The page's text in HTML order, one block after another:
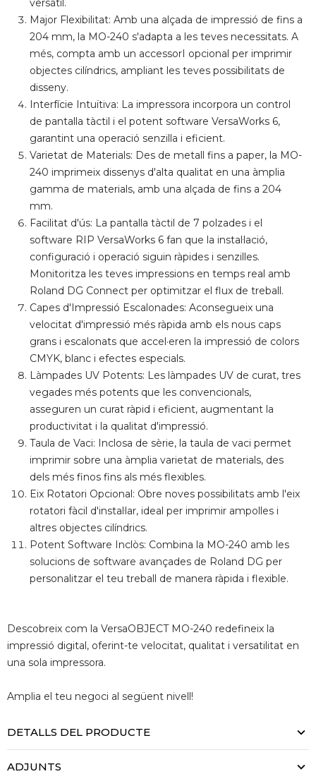
versàtil.
Major Flexibilitat: Amb una alçada de impressió de fins a
204 mm, la MO-240 s'adapta a les teves necessitats. A
més, compta amb un accessorI opcional per imprimir
objectes cilíndrics, ampliant les teves possibilitats de
disseny.
Interfície Intuïtiva: La impressora incorpora un control
de pantalla tàctil i el potent software VersaWorks 6,
garantint una operació senzilla i eficient.
Varietat de Materials: Des de metall fins a paper, la MO-
240 imprimeix dissenys d'alta qualitat en una àmplia
gamma de materials, amb una alçada de fins a 204
mm.
Facilitat d'ús: La pantalla tàctil de 7 polzades i el
software RIP VersaWorks 6 fan que la instal·lació,
configuració i operació siguin ràpides i senzilles.
Monitoritza les teves impressions en temps real amb
Roland DG Connect per optimitzar el flux de treball.
Capes d'Impressió Escalonades: Aconsegueix una
velocitat d'impressió més ràpida amb els nous caps
grans i escalonats que accel·eren la impressió de colors
CMYK, blanc i efectes especials.
Làmpades UV Potents: Les làmpades UV de curat, tres
vegades més potents que les convencionals,
asseguren un curat ràpid i eficient, augmentant la
productivitat i la qualitat d'impressió.
Taula de Vaci: Inclosa de sèrie, la taula de vaci permet
imprimir sobre una àmplia varietat de materials, des
dels més finos fins als més flexibles.
Eix Rotatori Opcional: Obre noves possibilitats amb l'eix
rotatori fàcil d'instal·lar, ideal per imprimir ampolles i
altres objectes cilíndrics.
Potent Software Inclòs: Combina la MO-240 amb les
solucions de software avançades de Roland DG per
personalitzar el teu treball de manera ràpida i flexible.
Descobreix com la VersaOBJECT MO-240 redefineix la
impressió digital, oferint-te velocitat, qualitat i versatilitat en
una sola impressora.
Amplia el teu negoci al següent nivell!
DETALLS DEL PRODUCTE
ADJUNTS